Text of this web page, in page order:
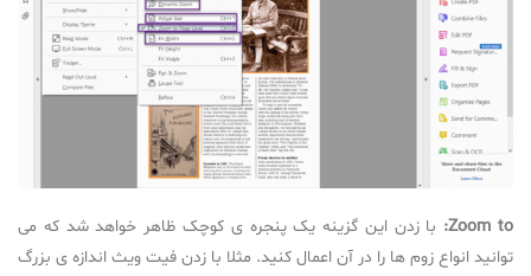
Zoom to: با زدن این گزینه یک پنجره ی کوچک ظاهر خواهد شد که می
توانید انواع زوم ها را در آن اعمال کنید. مثلا با زدن فیت ویث اندازه ی بزرگ